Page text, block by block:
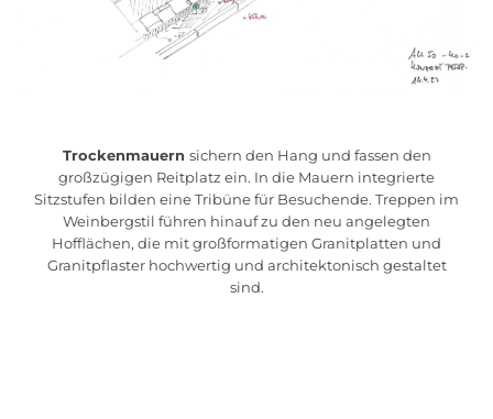
Trockenmauern sichern den Hang und fassen den
großzügigen Reitplatz ein. In die Mauern integrierte
Sitzstufen bilden eine Tribüne für Besuchende. Treppen im
Weinbergstil führen hinauf zu den neu angelegten
Hofflächen, die mit großformatigen Granitplatten und
Granitpflaster hochwertig und architektonisch gestaltet
sind.